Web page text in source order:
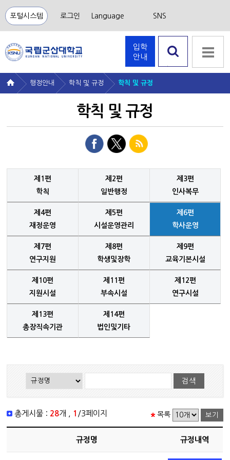
포털시스템 로그인 Language SNS
입학
안내
행정안내 학칙 및 규정 학칙 및 규정
학칙 및 규정
제1편
학칙
제2편
일반행정
제3편
인사복무
제4편
재정운영
제5편
시설운영관리
제6편
학사운영
제7편
연구지원
제8편
학생및장학
제9편
교육기본시설
제10편
지원시설
제11편
부속시설
제12편
연구시설
제13편
총장직속기관
제14편
법인및기타
총게시물 : 28 개 , 1 /3페이지 목록
규정명 규정내역